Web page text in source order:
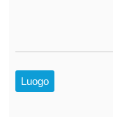
Luogo